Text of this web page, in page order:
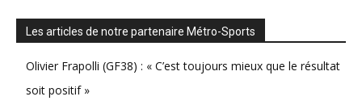
Les articles de notre partenaire Métro-Sports
Olivier Frapolli (GF38) : « C’est toujours mieux que le résultat
soit positif »